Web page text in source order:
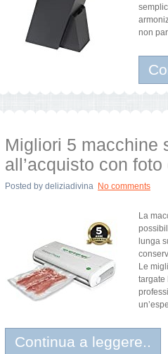
non
Migliori 5 macchine
all’acquisto con
Posted by deliziadivina No comments
La
lunga
Le
targate
Continua a leggere..